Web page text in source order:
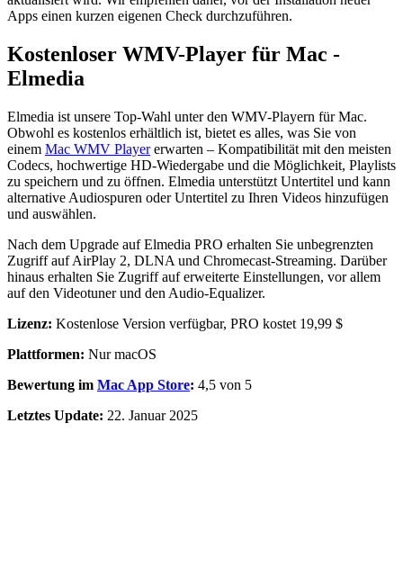
Apps einen kurzen eigenen Check durchzuführen.
Kostenloser WMV-Player für Mac -
Elmedia
Elmedia ist unsere Top-Wahl unter den WMV-Playern für Mac.
Obwohl es kostenlos erhältlich ist, bietet es alles, was Sie von
einem Mac WMV Playererwarten – Kompatibilität mit den meisten
Codecs, hochwertige HD-Wiedergabe und die Möglichkeit, Playlists
zu speichern und zu öffnen. Elmedia unterstützt Untertitel und kann
alternative Audiospuren oder Untertitel zu Ihren Videos hinzufügen
und auswählen.
Nach dem Upgrade auf Elmedia PRO erhalten Sie unbegrenzten
Zugriff auf AirPlay 2, DLNA und Chromecast-Streaming. Darüber
hinaus erhalten Sie Zugriff auf erweiterte Einstellungen, vor allem
auf den Videotuner und den Audio-Equalizer.
Lizenz: Kostenlose Version verfügbar, PRO kostet 19,99 $
Plattformen: Nur macOS
Bewertung im Mac App Store: 4,5 von 5
Letztes Update: 22. Januar 2025